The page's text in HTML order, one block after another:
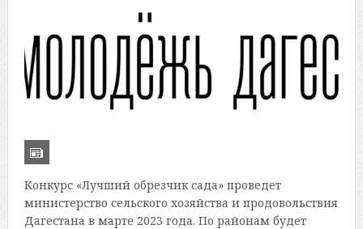
Конкурс «Лучший обрезчик сада» проведет
министерство сельского хозяйства и продовольствия
Дагестана в марте 2023 года. По районам будет